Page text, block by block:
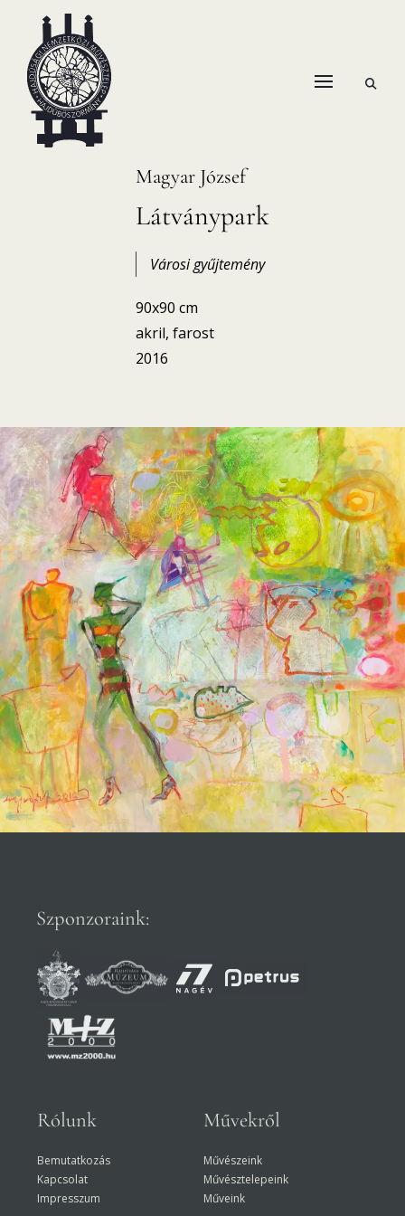
content
HANEMA – Hajdúsági Nemzetközi Művésztelep
open
Magyar József
Látványpark
Városi gyűjtemény
90x90 cm
akril, farost
2016
Szponzoraink:
Rólunk
Bemutatkozás
Kapcsolat
Impresszum
Művekről
Művészeink
Művésztelepeink
Műveink